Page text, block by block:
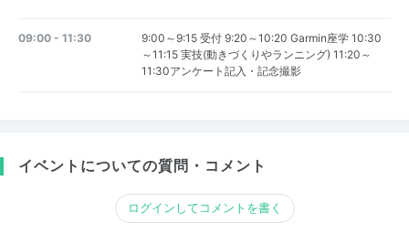
09:00 - 11:30
9:00～9:15 受付 9:20～10:20 Garmin座学 10:30
～11:15 実技(動きづくりやランニング) 11:20～
11:30アンケート記入・記念撮影
イベントについての質問・コメント
ログインしてコメントを書く